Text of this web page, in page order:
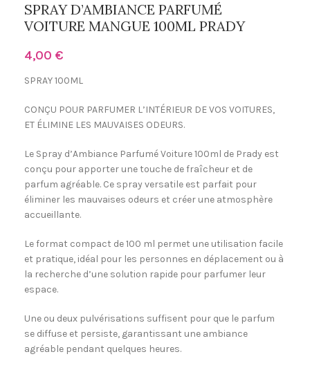
SPRAY D’AMBIANCE PARFUMÉ
VOITURE MANGUE 100ML PRADY
4,00 €
SPRAY 100ML
CONÇU POUR PARFUMER L’INTÉRIEUR DE VOS VOITURES,
ET ÉLIMINE LES MAUVAISES ODEURS.
Le Spray d’Ambiance Parfumé Voiture 100ml de Prady est
conçu pour apporter une touche de fraîcheur et de
parfum agréable. Ce spray versatile est parfait pour
éliminer les mauvaises odeurs et créer une atmosphère
accueillante.
Le format compact de 100 ml permet une utilisation facile
et pratique, idéal pour les personnes en déplacement ou à
la recherche d’une solution rapide pour parfumer leur
espace.
Une ou deux pulvérisations suffisent pour que le parfum
se diffuse et persiste, garantissant une ambiance
agréable pendant quelques heures.